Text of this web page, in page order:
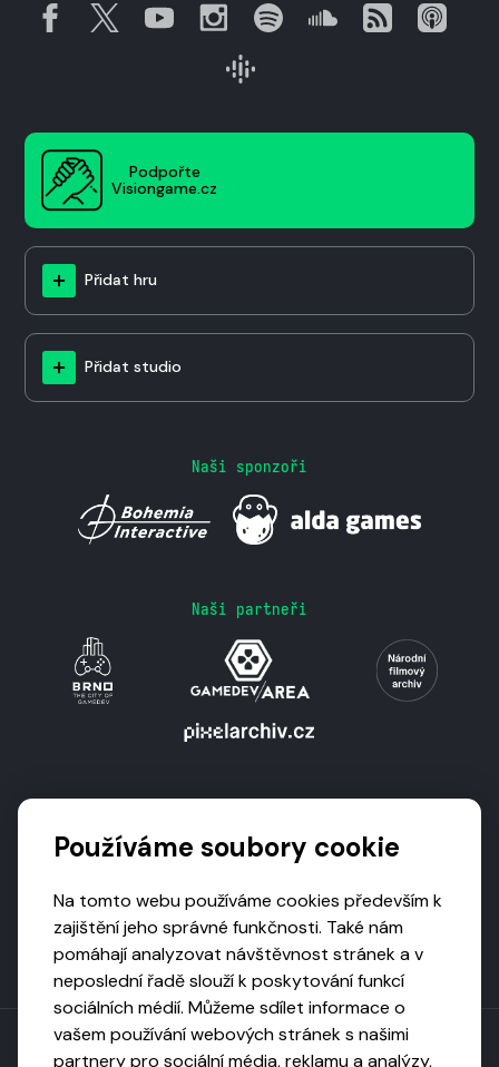
Podpořte
Visiongame.cz
Přidat hru
Přidat studio
Naši sponzoři
Naši partneři
Používáme soubory cookie
Na tomto webu používáme cookies především k
zajištění jeho správné funkčnosti. Také nám
pomáhají analyzovat návštěvnost stránek a v
neposlední řadě slouží k poskytování funkcí
sociálních médií. Můžeme sdílet informace o
vašem používání webových stránek s našimi
partnery pro sociální média, reklamu a analýzy,